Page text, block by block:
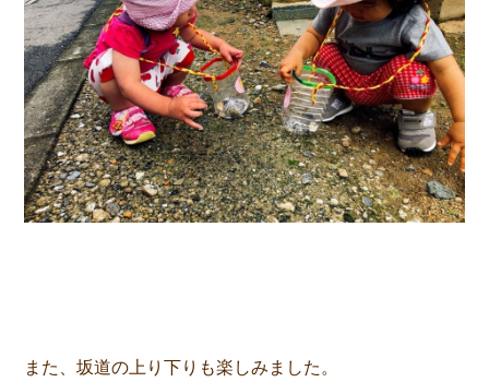
また、坂道の上り下りも楽しみました。